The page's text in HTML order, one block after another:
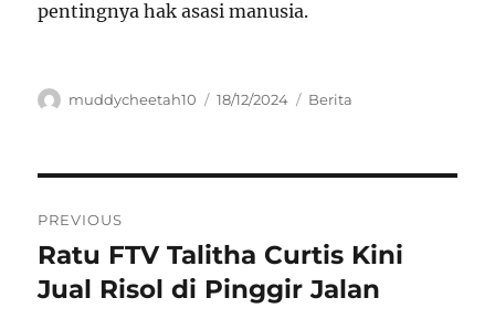
pentingnya hak asasi manusia.
Author
muddycheetah10
Posted
18/12/2024 Categories
Berita
pos
PREVIOUS
Previous
post:
Ratu FTV Talitha Curtis Kini
Jual Risol di Pinggir Jalan